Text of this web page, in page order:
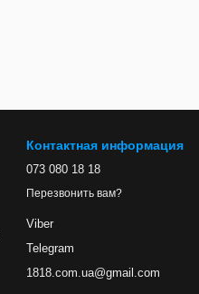
Контактная информация
073 080 18 18
Перезвонить вам?
Viber
Telegram
1818.com.ua@gmail.com